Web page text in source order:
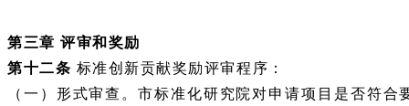
第三章 评审和奖励
第十二条 标准创新贡献奖励评审程序：
（一）形式审查。市标准化研究院对申请项目是否符